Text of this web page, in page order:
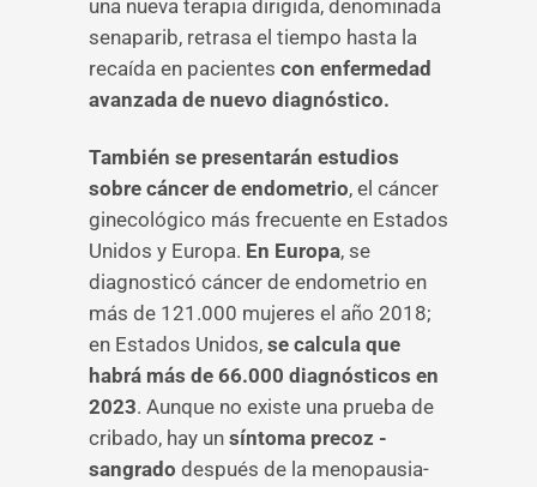
una nueva terapia dirigida, denominada
senaparib, retrasa el tiempo hasta la
recaída en pacientes con enfermedad
avanzada de nuevo diagnóstico.
También se presentarán estudios
sobre cáncer de endometrio, el cáncer
ginecológico más frecuente en Estados
Unidos y Europa. En Europa, se
diagnosticó cáncer de endometrio en
más de 121.000 mujeres el año 2018;
en Estados Unidos, se calcula que
habrá más de 66.000 diagnósticos en
2023. Aunque no existe una prueba de
cribado, hay un síntoma precoz -
sangrado después de la menopausia-